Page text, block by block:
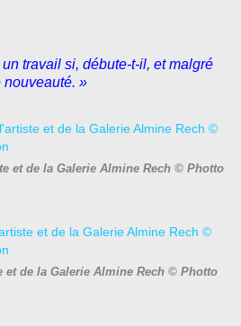
travail si, débute-t-il, et malgré
nouveauté. »
et de la Galerie Almine Rech © Photto
et de la Galerie Almine Rech © Photto